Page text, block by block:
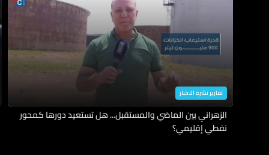
تقارير نشرة الاخبار
الزهراني بين الماضي والمستقبل... هل تستعيد دورها كمحور
نفطي إقليمي؟